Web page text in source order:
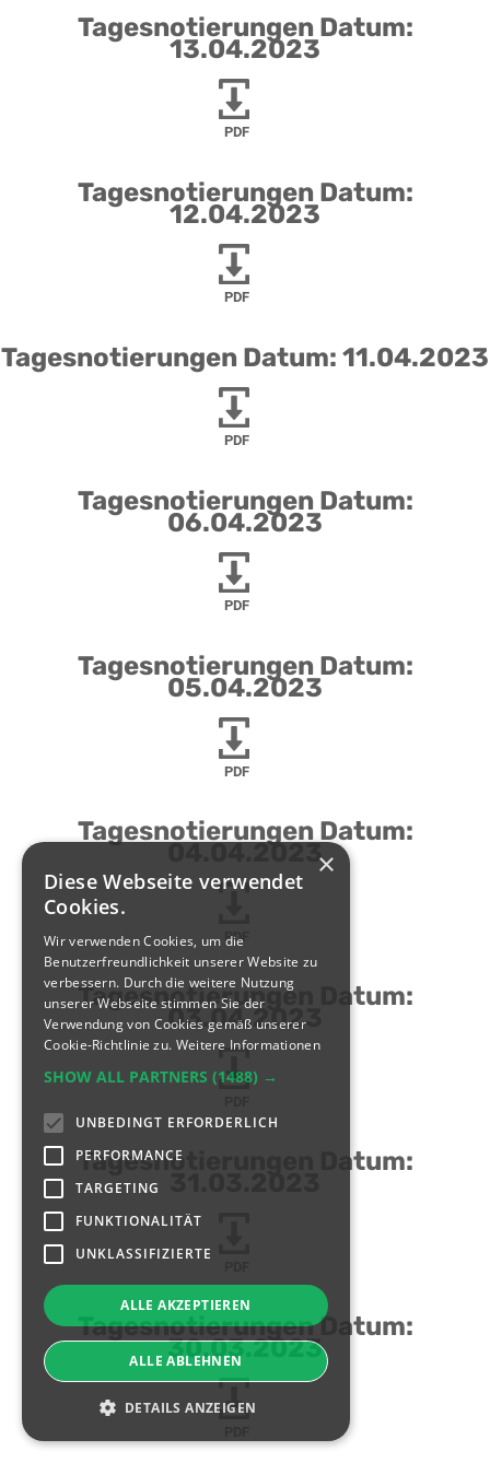
Tagesnotierungen Datum:
13.04.2023
PDF
Tagesnotierungen Datum:
12.04.2023
PDF
Tagesnotierungen Datum: 11.04.2023
PDF
Tagesnotierungen Datum:
06.04.2023
PDF
Tagesnotierungen Datum:
05.04.2023
PDF
Tagesnotierungen Datum:
04.04.2023
PDF
Tagesnotierungen Datum:
03.04.2023
Tagesnotierungen Datum:
Tagesnotierungen Datum:
30.03.2023
×
Diese Webseite verwendet
Cookies.
Wir verwenden Cookies, um die
Benutzerfreundlichkeit unserer Website zu
verbessern. Durch die weitere Nutzung
unserer Webseite stimmen Sie der
Verwendung von Cookies gemäß unserer
Cookie-Richtlinie zu. Weitere Informationen
SHOW ALL PARTNERS (1488) →
UNBEDINGT ERFORDERLICH
PERFORMANCE
TARGETING
FUNKTIONALITÄT
UNKLASSIFIZIERTE
ALLE AKZEPTIEREN
ALLE ABLEHNEN
DETAILS ANZEIGEN